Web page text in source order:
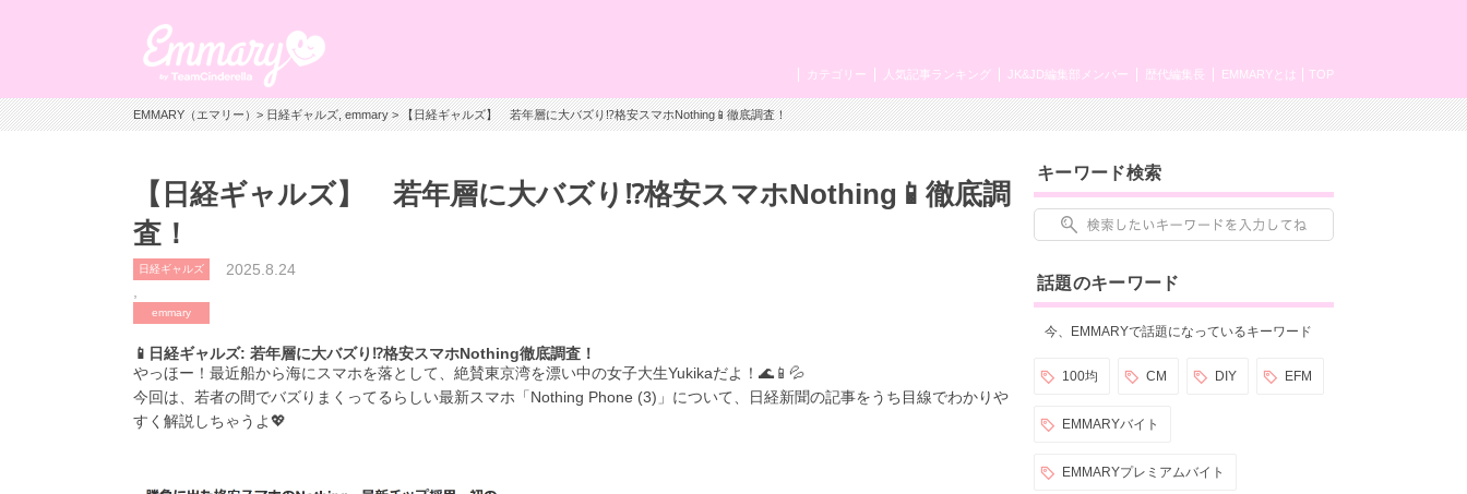
TOP
EMMARYとは
歴代編集長
JK&JD編集部メンバー
人気記事ランキング
カテゴリー
EMMARY（エマリー）>日経ギャルズ,emmary> 【日経ギャルズ】 若年層に大バズり⁉️格安スマホNothing📱徹底調査！
【日経ギャルズ】 若年層に大バズり⁉️格安スマホNothing📱徹底調
査！
日経ギャルズ
emmary
2025.8.24
📱日経ギャルズ: 若年層に大バズり⁉️格安スマホNothing徹底調査！
やっほー！最近船から海にスマホを落として、絶賛東京湾を漂い中の女子大生Yukikaだよ！🌊📱💦
今回は、若者の間でバズりまくってるらしい最新スマホ「Nothing Phone (3)」について、日経新聞の記事をうち目線でわかりや
すく解説しちゃうよ💖
キーワード検索
話題のキーワード
今、EMMARYで話題になっているキーワード
100均 CM DIY EFM
EMMARYバイト
EMMARYプレミアムバイト